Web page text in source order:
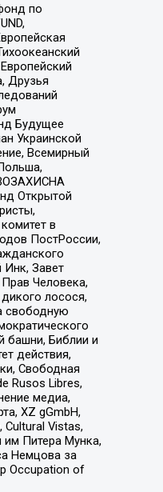
по
Друзья
Будущее
Украинской
Всемирный
Открытой
в
ПостРоссии,
Завет
Человека,
лосося,
свободную
башни, Библии и
действия,
Свободная
Rusos Libres,
медиа,
XZ gGmbH,
Vistas,
Питера Мунка,
Немцова за
Occupation of